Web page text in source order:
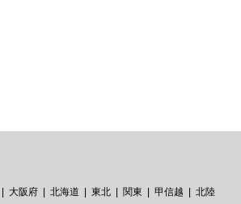
大阪府 北海道 東北 関東 甲信越
北陸